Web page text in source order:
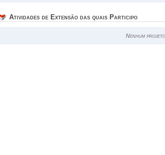
Atividades de Extensão das quais Participo
Nenhum